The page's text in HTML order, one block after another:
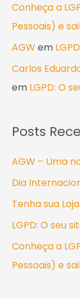
Conheça a
Pessoais) e
AGW em
Carlos
em LGPD: O
Posts
AGW – Uma
Dia
Tenha sua
LGPD: O seu
Conheça a
Pessoais) e